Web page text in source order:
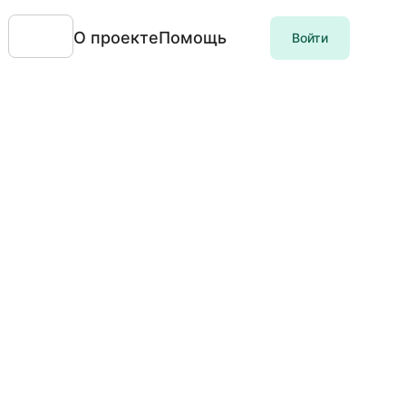
О проектеПомощь Войти